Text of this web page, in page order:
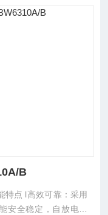
B
：采用
安全稳定，自放电率